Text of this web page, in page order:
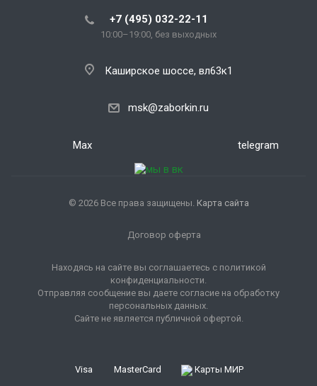
+7 (495) 032-22-11
10:00–19:00, без выходных
Каширское шоссе, вл63к1
msk@zaborkin.ru
Max telegram
© 2026 Все права защищены. Карта сайта
Договор оферта
Находясь на сайте вы соглашаетесь с политикой
конфиденциальности.
Отправляя сообщение вы даете согласие на обработку
персональных данных.
Сайте не является публичной офертой.
Visa MasterCard Карты МИР